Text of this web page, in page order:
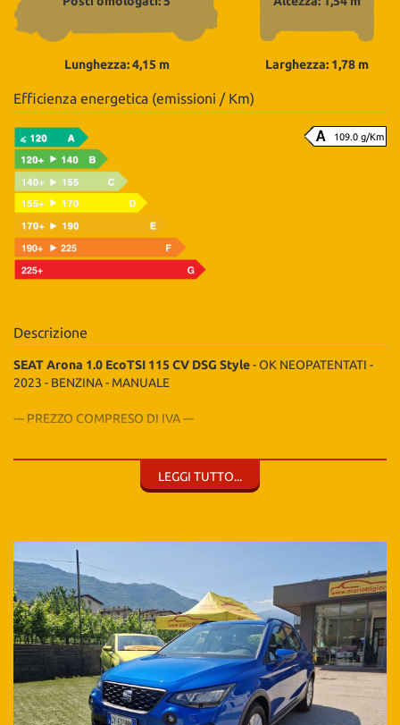
Lunghezza: 4,15 m Larghezza: 1,78 m
Efficienza energetica (emissioni / Km)
109.0 g/Km
Descrizione
SEAT Arona 1.0 EcoTSI 115 CV DSG Style- OK NEOPATENTATI -
2023 - BENZINA - MANUALE
--- PREZZO COMPRESO DI IVA ---
--- ANDROID AUTO/APPLE CAR PLAY ---
--- REVISIONE VALIDA FINO A 02/2029 ---
--- NESSUN VINCOLO DI FINANZIAMENTO ---
VERRÀ DATA PRIORITÀ ALLE RICHIESTE DI INFORMAZIONI
COMPLETE DI RECAPITO TELEFONICO
PER MAGGIORI INFO: 3423837989
NOLEGGIO: 04641980040
LEGGI TUTTO...